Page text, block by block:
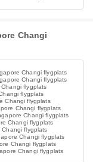
Changi
Changi flygplats
Changi flygplats
flygplats
flygplats
Changi flygplats
Changi flygplats
Changi flygplats
Changi flygplats
flygplats
Changi flygplats
Changi flygplats
Changi flygplats